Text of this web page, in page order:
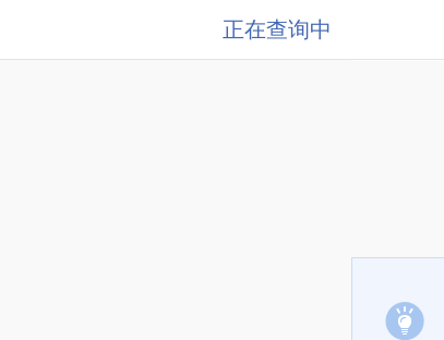
正在查询中